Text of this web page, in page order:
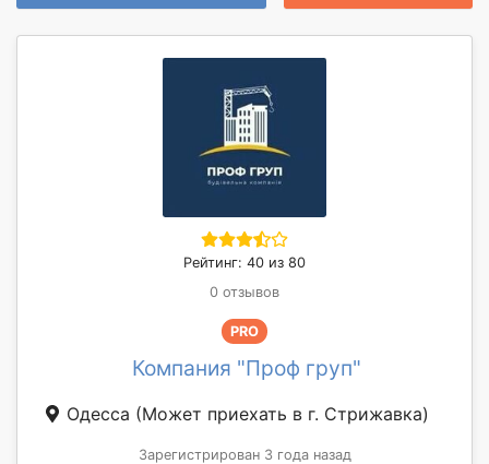
Рейтинг: 40 из 80
0 отзывов
PRO
Компания "Проф груп"
Одесса (Может приехать в г. Стрижавка)
Зарегистрирован 3 года назад